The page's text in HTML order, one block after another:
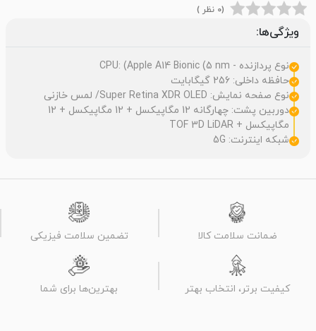
(0 نظر )
ویژگی‌ها:
نوع پردازنده - CPU: (Apple A14 Bionic (5 nm
حافظه داخلی: 256 گيگابايت
نوع صفحه نمایش: Super Retina XDR OLED/ لمس خازنی
دوربین پشت: چهارگانه 12 مگاپیکسل + 12 مگاپیکسل + 12
مگاپیکسل + TOF 3D LiDAR
شبکه اینترنت: 5G
ضمانت سلامت کالا تضمین سلامت فیزیکی
کیفیت برتر، انتخاب بهتر بهترین‌ها برای شما